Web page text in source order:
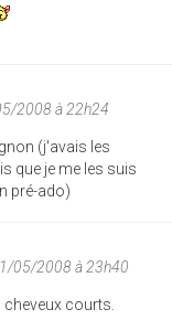
2008 à 22h24
(j'avais les
que je me les suis
pré-ado)
05/2008 à 23h40
cheveux courts.